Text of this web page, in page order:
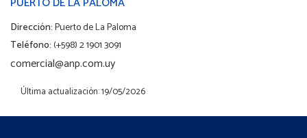
Dirección:Puerto de La Paloma
Teléfono:(+598) 2 1901 3091
comercial@anp.com.uy
Última actualización: 19/05/2026